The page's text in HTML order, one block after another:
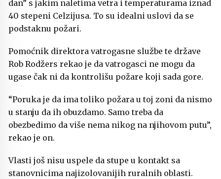
dan” s jakim naletima vetra i temperaturama iznad
40 stepeni Celzijusa. To su idealni uslovi da se
podstaknu požari.
Pomoćnik direktora vatrogasne službe te države
Rob Rodžers rekao je da vatrogasci ne mogu da
ugase čak ni da kontrolišu požare koji sada gore.
“Poruka je da ima toliko požara u toj zoni da nismo
u stanju da ih obuzdamo. Samo treba da
obezbedimo da više nema nikog na njihovom putu”,
rekao je on.
Vlasti još nisu uspele da stupe u kontakt sa
stanovnicima najizolovanijih ruralnih oblasti.